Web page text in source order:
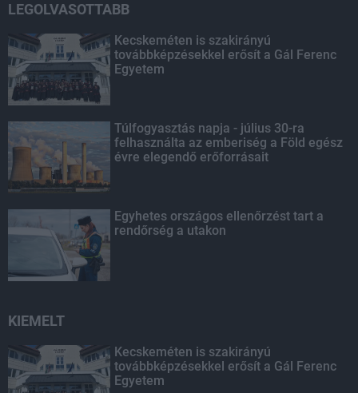
LEGOLVASOTTABB
Kecskeméten is szakirányú
továbbképzésekkel erősít a Gál Ferenc
Egyetem
Túlfogyasztás napja - július 30-ra
felhasználta az emberiség a Föld egész
évre elegendő erőforrásait
Egyhetes országos ellenőrzést tart a
rendőrség a utakon
KIEMELT
Kecskeméten is szakirányú
továbbképzésekkel erősít a Gál Ferenc
Egyetem